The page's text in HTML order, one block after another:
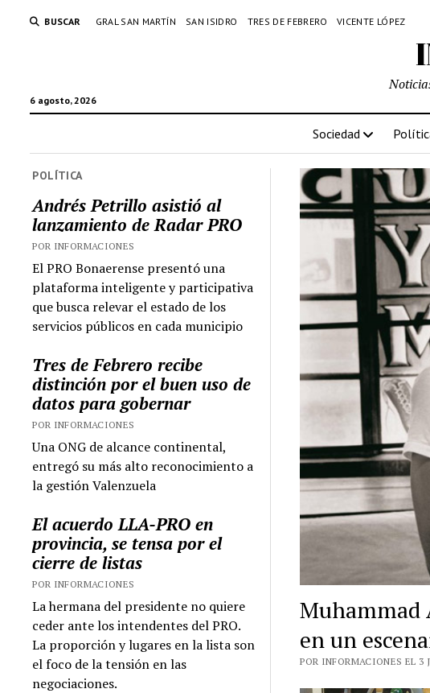
BUSCAR GRAL SAN MARTÍN SAN ISIDRO TRES DE FEBRERO VICENTE LÓPEZ
6 agosto, 2026
Sociedad
POLÍTICA
Andrés Petrillo asistió al
lanzamiento de Radar PRO
POR INFORMACIONES
El PRO Bonaerense presentó una
plataforma inteligente y participativa
que busca relevar el estado de los
servicios públicos en cada municipio
Tres de Febrero recibe
distinción por el buen uso de
datos para gobernar
POR INFORMACIONES
Una ONG de alcance continental,
entregó su más alto reconocimiento a
la gestión Valenzuela
El acuerdo LLA-PRO en
provincia, se tensa por el
cierre de listas
POR INFORMACIONES
La hermana del presidente no quiere
ceder ante los intendentes del PRO.
La proporción y lugares en la lista son
el foco de la tensión en las
negociaciones.
en un
POR INFORMACIONES EL 3